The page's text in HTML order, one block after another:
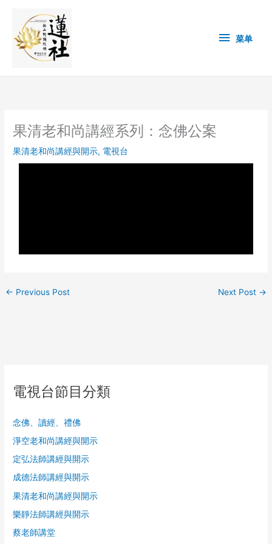
content
单 菜单
果清老和尚講經系列：念佛公案
果清老和尚講經與開示, 電視台
← Previous Post Next Post →
電視台節目分類
念佛、讀經、禮佛
淨空老和尚講經與開示
定弘法師講經與開示
成德法師講經與開示
果清老和尚講經與開示
樂靜法師講經與開示
蔡老師講堂